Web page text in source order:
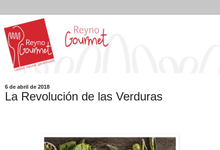
6 de abril de 2018
La Revolución de las Verduras